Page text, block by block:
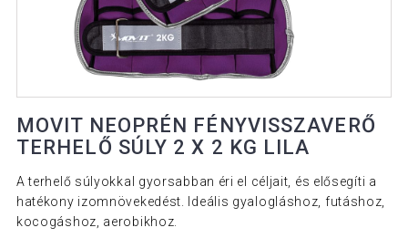
MOVIT NEOPRÉN FÉNYVISSZAVERŐ
TERHELŐ SÚLY 2 X 2 KG LILA
A terhelő súlyokkal gyorsabban éri el céljait, és elősegíti a
hatékony izomnövekedést. Ideális gyalogláshoz, futáshoz,
kocogáshoz, aerobikhoz.